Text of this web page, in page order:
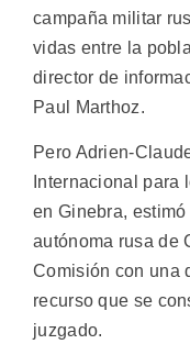
campaña militar
vidas entre la
director de
Paul Marthoz.
Pero Adrien-
Internacional para
en Ginebra,
autónoma rusa de
Comisión con una
recurso que se
juzgado.